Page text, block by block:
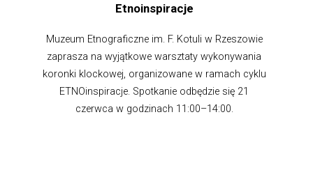
Etnoinspiracje
Muzeum Etnograficzne im. F. Kotuli w Rzeszowie
zaprasza na wyjątkowe warsztaty wykonywania
koronki klockowej, organizowane w ramach cyklu
ETNOinspiracje. Spotkanie odbędzie się 21
czerwca w godzinach 11:00–14:00.